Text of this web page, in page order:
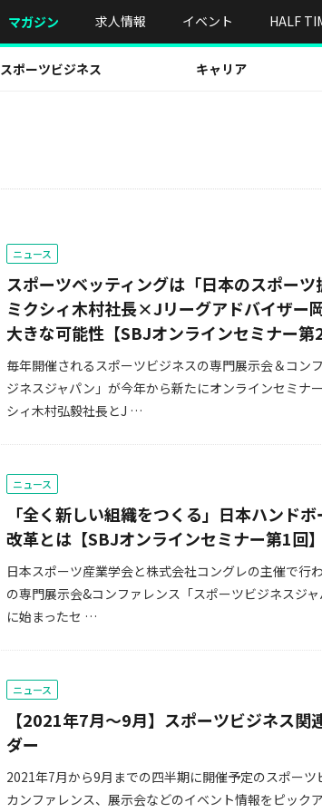
マガジン 求人情報 イベント HALF
スポーツビジネス キャリア
ニュース
スポーツベッティングは「日本のスポーツ
ミクシィ木村社長×Jリーグアドバイザー
大きな可能性【SBJオンラインセミナー第2
毎年開催されるスポーツビジネスの専門展示会＆コン
ジネスジャパン」が今年から新たにオンラインセミナ
シィ木村弘毅社長とJ …
ニュース
「全く新しい組織をつくる」日本ハンド
改革とは【SBJオンラインセミナー第1回】
日本スポーツ産業学会と株式会社コングレの主催で行
の専門展示会&コンファレンス「スポーツビジネスジ
に始まったセ …
ニュース
【2021年7月〜9月】スポーツビジネス関
ダー
2021年7月から9月までの四半期に開催予定のスポー
カンファレンス、展示会などのイベント情報をピック